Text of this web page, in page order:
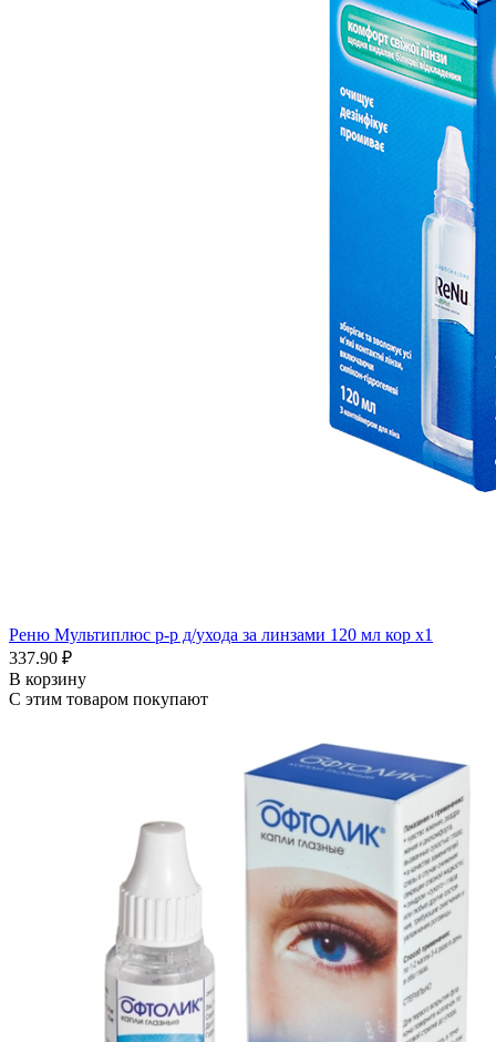
Реню Мультиплюс р-р д/ухода за линзами 120 мл кор x1
337.90 ₽
В корзину
С этим товаром покупают